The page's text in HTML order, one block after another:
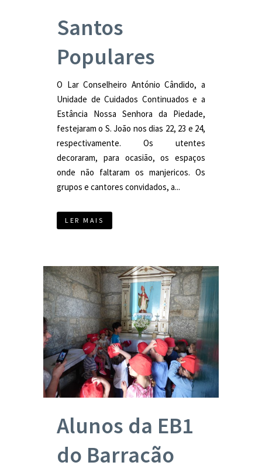
Santos
Populares
O Lar Conselheiro António Cândido, a
Unidade de Cuidados Continuados e a
Estância Nossa Senhora da Piedade,
festejaram o S. João nos dias 22, 23 e 24,
respectivamente. Os utentes
decoraram, para ocasião, os espaços
onde não faltaram os manjericos. Os
grupos e cantores convidados, a...
LER MAIS
Alunos da EB1
do Barracão